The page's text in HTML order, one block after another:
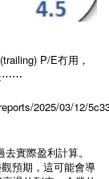
P/E冇用，
⋯⋯
2025/03/12/
去實際盈利計算。
預期，這可能會導